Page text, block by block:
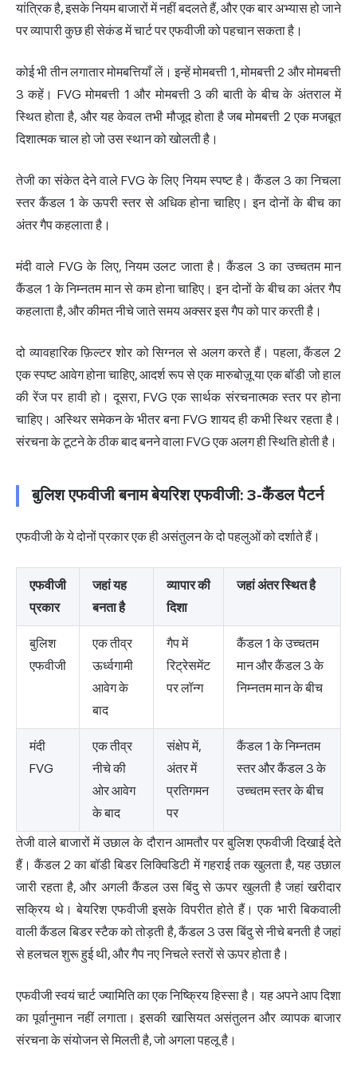
यांत्रिक है, इसके नियम बाजारों में नहीं बदलते हैं, और एक बार अभ्यास हो जाने
पर व्यापारी कुछ ही सेकंड में चार्ट पर एफवीजी को पहचान सकता है।
कोई भी तीन लगातार मोमबत्तियाँ लें। इन्हें मोमबत्ती 1, मोमबत्ती 2 और मोमबत्ती
3 कहें। FVG मोमबत्ती 1 और मोमबत्ती 3 की बाती के बीच के अंतराल में
स्थित होता है, और यह केवल तभी मौजूद होता है जब मोमबत्ती 2 एक मजबूत
दिशात्मक चाल हो जो उस स्थान को खोलती है।
तेजी का संकेत देने वाले FVG के लिए नियम स्पष्ट है। कैंडल 3 का निचला
स्तर कैंडल 1 के ऊपरी स्तर से अधिक होना चाहिए। इन दोनों के बीच का
अंतर गैप कहलाता है।
मंदी वाले FVG के लिए, नियम उलट जाता है। कैंडल 3 का उच्चतम मान
कैंडल 1 के निम्नतम मान से कम होना चाहिए। इन दोनों के बीच का अंतर गैप
कहलाता है, और कीमत नीचे जाते समय अक्सर इस गैप को पार करती है।
दो व्यावहारिक फ़िल्टर शोर को सिग्नल से अलग करते हैं। पहला, कैंडल 2
एक स्पष्ट आवेग होना चाहिए, आदर्श रूप से एक मारुबोज़ू या एक बॉडी जो हाल
की रेंज पर हावी हो। दूसरा, FVG एक सार्थक संरचनात्मक स्तर पर होना
चाहिए। अस्थिर समेकन के भीतर बना FVG शायद ही कभी स्थिर रहता है।
संरचना के टूटने के ठीक बाद बनने वाला FVG एक अलग ही स्थिति होती है।
बुलिश एफवीजी बनाम बेयरिश एफवीजी: 3-कैंडल पैटर्न
एफवीजी के ये दोनों प्रकार एक ही असंतुलन के दो पहलुओं को दर्शाते हैं।
एफवीजी
प्रकार
जहां यह
बनता है
व्यापार की
दिशा
जहां अंतर स्थित है
बुलिश
एफवीजी
एक तीव्र
ऊर्ध्वगामी
आवेग के
बाद
गैप में
रिट्रेसमेंट
पर लॉन्ग
कैंडल 1 के उच्चतम
मान और कैंडल 3 के
निम्नतम मान के बीच
मंदी
FVG
एक तीव्र
नीचे की
ओर आवेग
के बाद
संक्षेप में,
अंतर में
प्रतिगमन
पर
कैंडल 1 के निम्नतम
स्तर और कैंडल 3 के
उच्चतम स्तर के बीच
तेजी वाले बाजारों में उछाल के दौरान आमतौर पर बुलिश एफवीजी दिखाई देते
हैं। कैंडल 2 का बॉडी बिडर लिक्विडिटी में गहराई तक खुलता है, यह उछाल
जारी रहता है, और अगली कैंडल उस बिंदु से ऊपर खुलती है जहां खरीदार
सक्रिय थे। बेयरिश एफवीजी इसके विपरीत होते हैं। एक भारी बिकवाली
वाली कैंडल बिडर स्टैक को तोड़ती है, कैंडल 3 उस बिंदु से नीचे बनती है जहां
से हलचल शुरू हुई थी, और गैप नए निचले स्तरों से ऊपर होता है।
एफवीजी स्वयं चार्ट ज्यामिति का एक निष्क्रिय हिस्सा है। यह अपने आप दिशा
का पूर्वानुमान नहीं लगाता। इसकी खासियत असंतुलन और व्यापक बाजार
संरचना के संयोजन से मिलती है, जो अगला पहलू है।